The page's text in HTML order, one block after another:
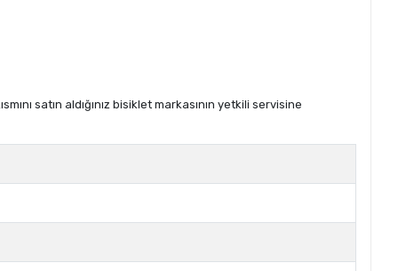
satın aldığınız bisiklet markasının yetkili servisine